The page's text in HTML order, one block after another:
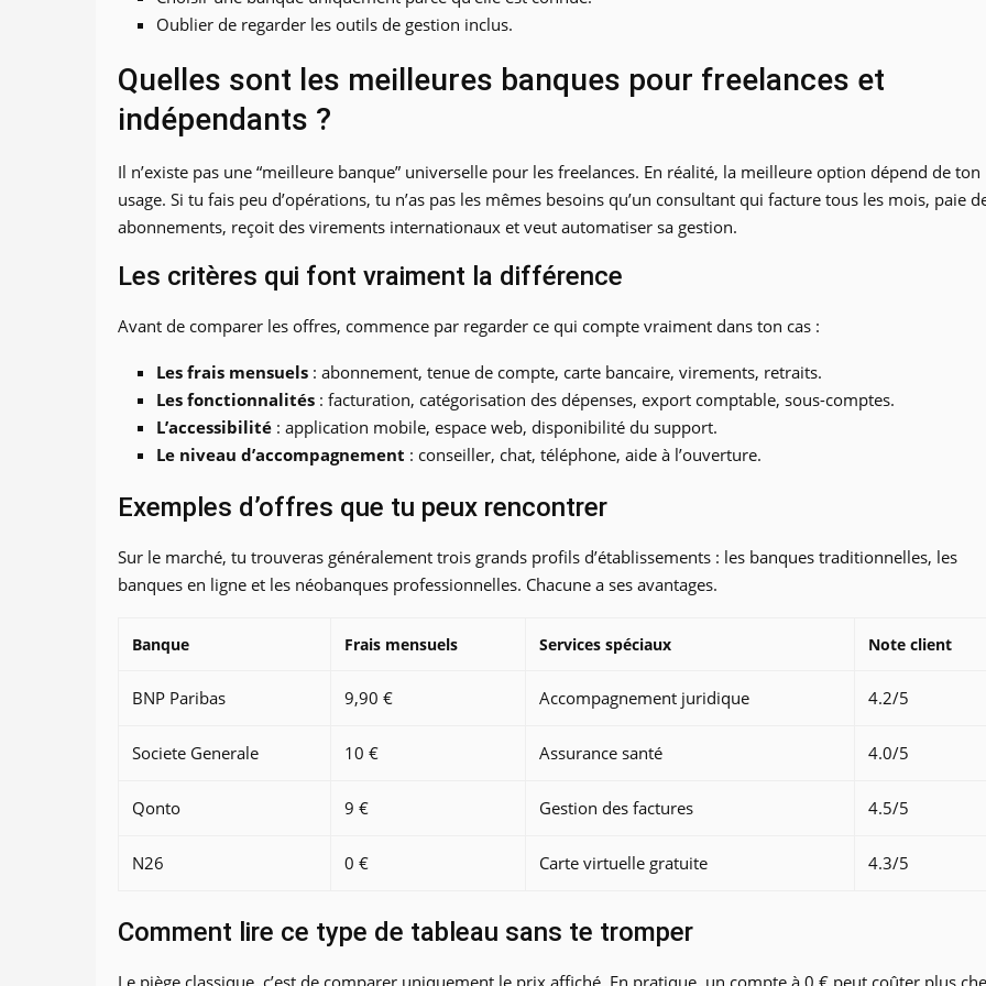
Oublier de regarder les outils de gestion inclus.
Quelles sont les meilleures banques pour freelances et
indépendants ?
Il n’existe pas une “meilleure banque” universelle pour les freelances. En réalité, la meilleure option dépend de ton
usage. Si tu fais peu d’opérations, tu n’as pas les mêmes besoins qu’un consultant qui facture tous les mois, paie
abonnements, reçoit des virements internationaux et veut automatiser sa gestion.
Les critères qui font vraiment la différence
Avant de comparer les offres, commence par regarder ce qui compte vraiment dans ton cas :
Les frais mensuels : abonnement, tenue de compte, carte bancaire, virements, retraits.
Les fonctionnalités : facturation, catégorisation des dépenses, export comptable, sous-comptes.
L’accessibilité : application mobile, espace web, disponibilité du support.
Le niveau d’accompagnement : conseiller, chat, téléphone, aide à l’ouverture.
Exemples d’offres que tu peux rencontrer
Sur le marché, tu trouveras généralement trois grands profils d’établissements : les banques traditionnelles, les
banques en ligne et les néobanques professionnelles. Chacune a ses avantages.
Banque Frais mensuels Services spéciaux Note client
BNP Paribas 9,90 € Accompagnement juridique 4.2/5
Societe Generale 10 € Assurance santé 4.0/5
Qonto 9 € Gestion des factures 4.5/5
N26 0 € Carte virtuelle gratuite 4.3/5
Comment lire ce type de tableau sans te tromper
Le piège classique, c’est de comparer uniquement le prix affiché. En pratique, un compte à 0 € peut coûter plus